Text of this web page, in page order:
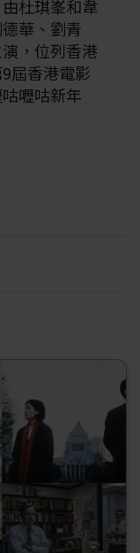
杜琪峯和韋
華、劉青
，位列香港
屆香港電影
嚦咕新年